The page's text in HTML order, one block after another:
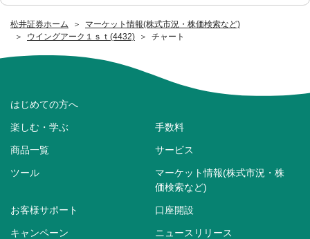
松井証券ホーム
マーケット情報(株式市況・株価検索など)
ウイングアーク１ｓｔ(4432)
チャート
はじめての方へ
楽しむ・学ぶ 手数料
商品一覧 サービス
ツール
マーケット情報(株式市況・株
価検索など)
お客様サポート 口座開設
キャンペーン ニュースリリース